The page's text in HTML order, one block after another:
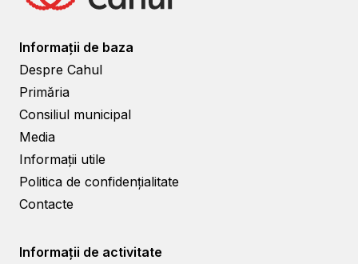
Informații de baza
Despre Cahul
Primăria
Consiliul municipal
Media
Informații utile
Politica de confidențialitate
Contacte
Informații de activitate